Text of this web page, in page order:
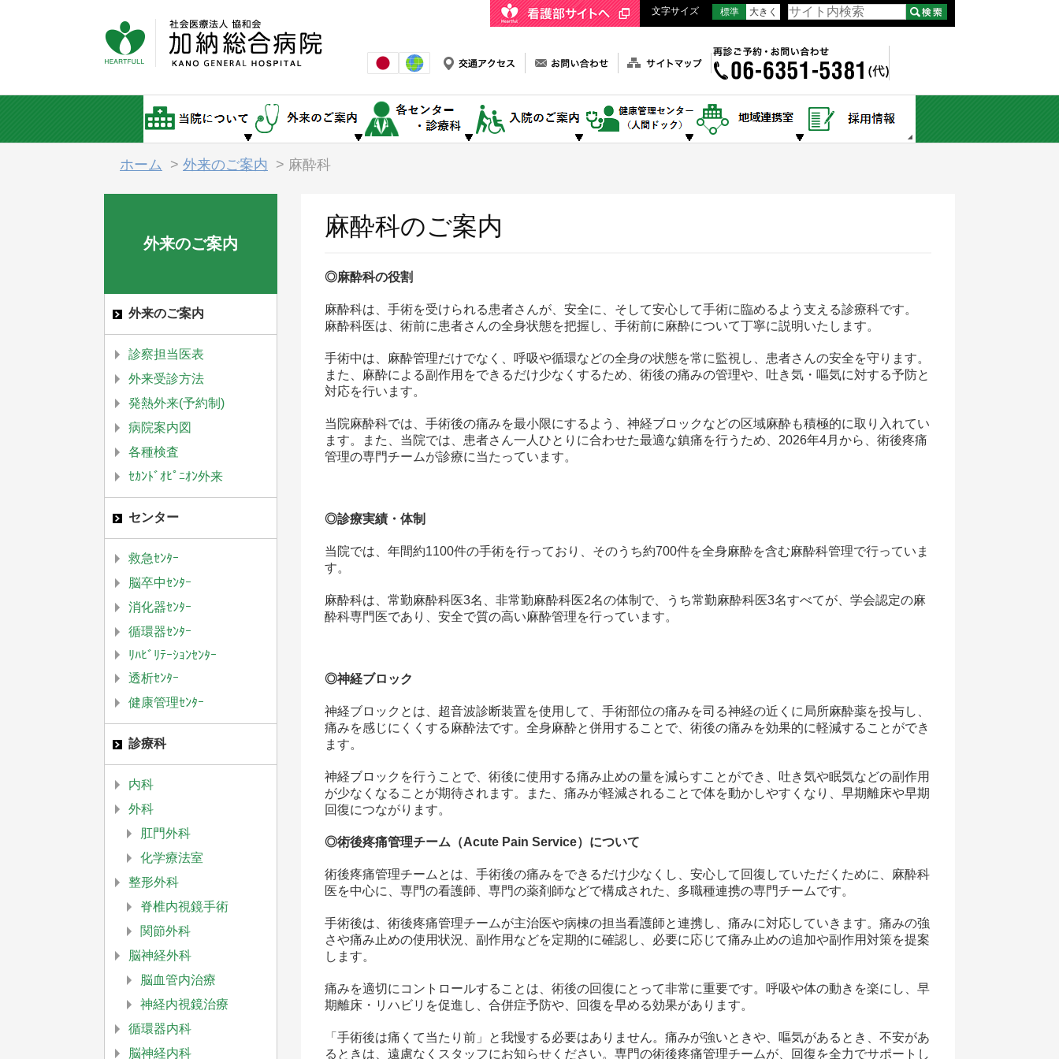
文字サイズ 標準 大きく
ホーム > 外来のご案内 > 麻酔科
麻酔科のご案内
◎麻酔科の役割
麻酔科は、手術を受けられる患者さんが、安全に、そして安心して手術に臨めるよう支える診療科です。
麻酔科医は、術前に患者さんの全身状態を把握し、手術前に麻酔について丁寧に説明いたします。
手術中は、麻酔管理だけでなく、呼吸や循環などの全身の状態を常に監視し、患者さんの安全を守ります。
また、麻酔による副作用をできるだけ少なくするため、術後の痛みの管理や、吐き気・嘔気に対する予防と
対応を行います。
当院麻酔科では、手術後の痛みを最小限にするよう、神経ブロックなどの区域麻酔も積極的に取り入れてい
ます。また、当院では、患者さん一人ひとりに合わせた最適な鎮痛を行うため、2026年4月から、術後疼痛
管理の専門チームが診療に当たっています。
◎診療実績・体制
当院では、年間約1100件の手術を行っており、そのうち約700件を全身麻酔を含む麻酔科管理で行っていま
す。
麻酔科は、常勤麻酔科医3名、非常勤麻酔科医2名の体制で、うち常勤麻酔科医3名すべてが、学会認定の麻
酔科専門医であり、安全で質の高い麻酔管理を行っています。
◎神経ブロック
神経ブロックとは、超音波診断装置を使用して、手術部位の痛みを司る神経の近くに局所麻酔薬を投与し、
痛みを感じにくくする麻酔法です。全身麻酔と併用することで、術後の痛みを効果的に軽減することができ
ます。
神経ブロックを行うことで、術後に使用する痛み止めの量を減らすことができ、吐き気や眠気などの副作用
が少なくなることが期待されます。また、痛みが軽減されることで体を動かしやすくなり、早期離床や早期
回復につながります。
◎術後疼痛管理チーム（Acute Pain Service）について
術後疼痛管理チームとは、手術後の痛みをできるだけ少なくし、安心して回復していただくために、麻酔科
医を中心に、専門の看護師、専門の薬剤師などで構成された、多職種連携の専門チームです。
手術後は、術後疼痛管理チームが主治医や病棟の担当看護師と連携し、痛みに対応していきます。痛みの強
さや痛み止めの使用状況、副作用などを定期的に確認し、必要に応じて痛み止めの追加や副作用対策を提案
します。
痛みを適切にコントロールすることは、術後の回復にとって非常に重要です。呼吸や体の動きを楽にし、早
期離床・リハビリを促進し、合併症予防や、回復を早める効果があります。
「手術後は痛くて当たり前」と我慢する必要はありません。痛みが強いときや、嘔気があるとき、不安があ
るときは、遠慮なくスタッフにお知らせください。専門の術後疼痛管理チームが、回復を全力でサポートし
外来のご案内
外来のご案内
診察担当医表
外来受診方法
発熱外来(予約制)
病院案内図
各種検査
ｾｶﾝﾄﾞｵﾋﾟﾆｵﾝ外来
センター
救急ｾﾝﾀｰ
脳卒中ｾﾝﾀｰ
消化器ｾﾝﾀｰ
循環器ｾﾝﾀｰ
ﾘﾊﾋﾞﾘﾃｰｼｮﾝｾﾝﾀｰ
透析ｾﾝﾀｰ
健康管理ｾﾝﾀｰ
診療科
内科
外科
肛門外科
化学療法室
整形外科
脊椎内視鏡手術
関節外科
脳神経外科
脳血管内治療
神経内視鏡治療
循環器内科
脳神経内科